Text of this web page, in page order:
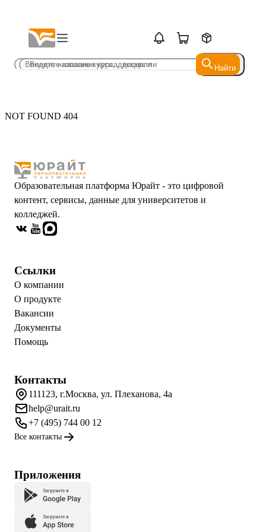
Найти
Найти
NOT FOUND 404
Образовательная платформа Юрайт - это цифровой
контент, сервисы, данные для университетов и
колледжей.
Ссылки
О компании
О продукте
Вакансии
Документы
Помощь
Контакты
111123, г.Москва, ул. Плеханова, 4а
help@urait.ru
+7 (495) 744 00 12
Все контакты
Приложения